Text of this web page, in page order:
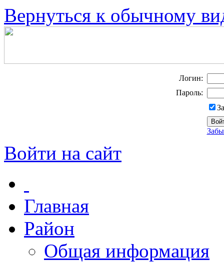
Вернуться к обычному
Логин:
Пароль:
Войти на сайт
Главная
Район
Общая информация